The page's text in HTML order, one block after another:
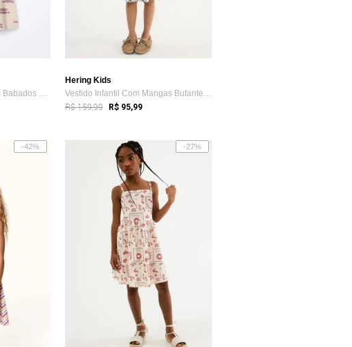
Vestido Infantil Curto Com Babados Hering
Hering Kids
Vestido Infantil Com Mangas Bufantes Hering
R$ 159,99 R$ 95,99
-42% -27%